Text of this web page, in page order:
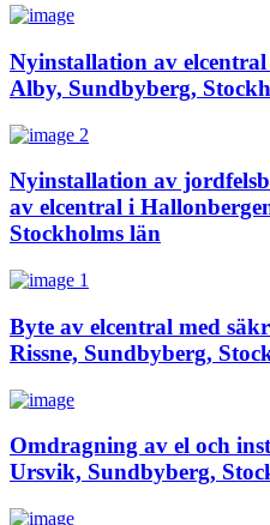
Nyinstallation av
Alby, Sundbyberg,
Nyinstallation av
av elcentral i
Stockholms län
Byte av elcentral med
Rissne, Sundbyberg,
Omdragning av el och
Ursvik, Sundbyberg,